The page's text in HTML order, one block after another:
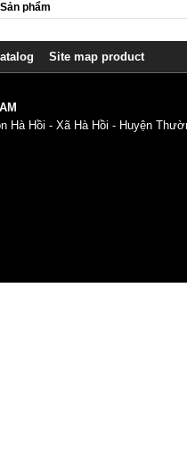
phẩm
Site map product
Hà Hồi - Xã Hà Hồi - Huyện